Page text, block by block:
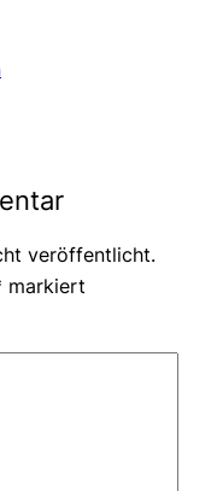
veröffentlicht.
markiert